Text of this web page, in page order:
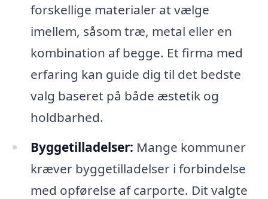
forskellige materialer at vælge
imellem, såsom træ, metal eller en
kombination af begge. Et firma med
erfaring kan guide dig til det bedste
valg baseret på både æstetik og
holdbarhed.
Byggetilladelser: Mange kommuner
kræver byggetilladelser i forbindelse
med opførelse af carporte. Dit valgte